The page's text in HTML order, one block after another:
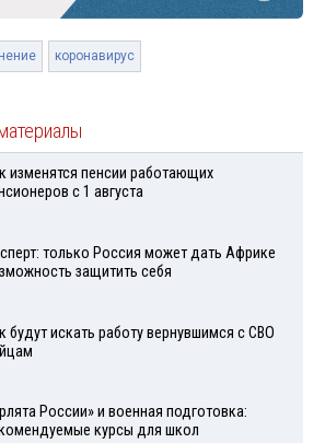
коронавирус
изменятся пенсии работающих
с 1 августа
только Россия может дать Африке
защитить себя
будут искать работу вернувшимся с СВО
России» и военная подготовка:
курсы для школ